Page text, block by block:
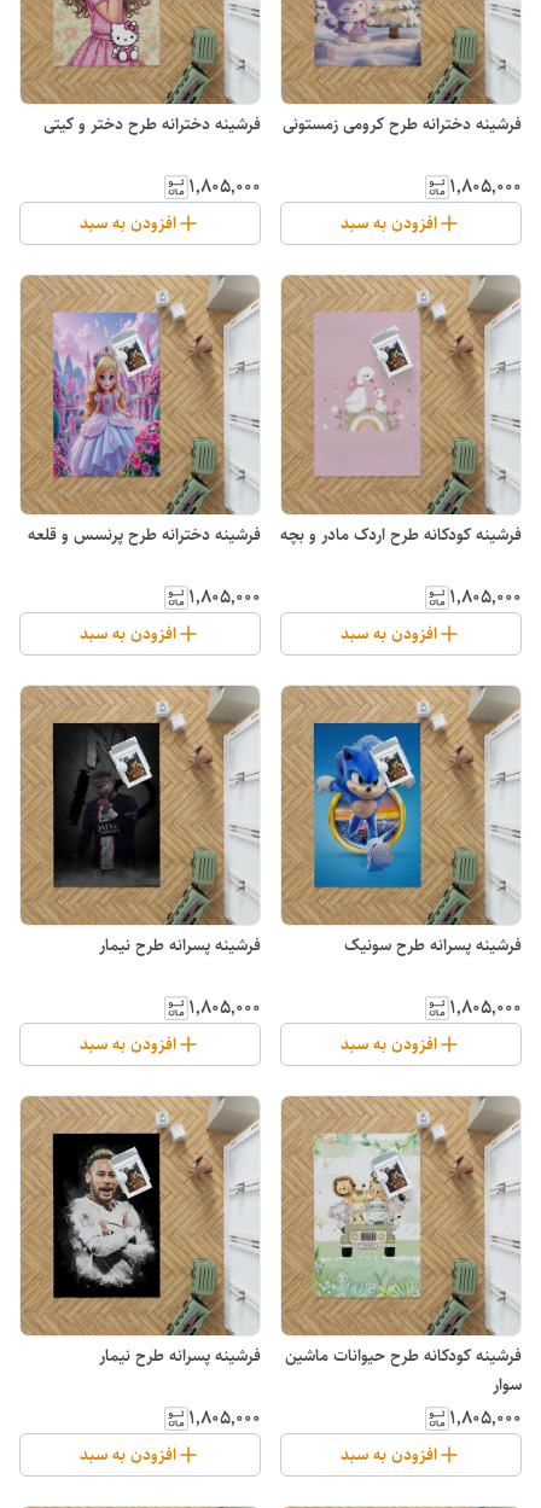
فرشینه دخترانه طرح کرومی زمستونی
۱٬۸۰۵٬۰۰۰
افزودن به سبد
فرشینه دخترانه طرح دختر و کیتی
۱٬۸۰۵٬۰۰۰
افزودن به سبد
فرشینه کودکانه طرح اردک مادر و بچه
۱٬۸۰۵٬۰۰۰
افزودن به سبد
فرشینه دخترانه طرح پرنسس و قلعه
۱٬۸۰۵٬۰۰۰
افزودن به سبد
فرشینه پسرانه طرح سونیک
۱٬۸۰۵٬۰۰۰
افزودن به سبد
فرشینه پسرانه طرح نیمار
۱٬۸۰۵٬۰۰۰
افزودن به سبد
فرشینه کودکانه طرح حیوانات ماشین
سوار
۱٬۸۰۵٬۰۰۰
افزودن به سبد
فرشینه پسرانه طرح نیمار
۱٬۸۰۵٬۰۰۰
افزودن به سبد